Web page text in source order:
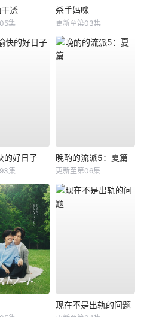
透
集
杀手妈咪
更新至第03集
的好日子
集
晚酌的流派5：夏篇
更新至第06集
现在不是出轨的问题